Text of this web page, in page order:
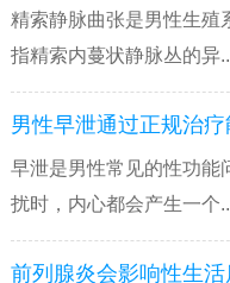
精索静脉曲张是男性生殖
指精索内蔓状静脉丛的异
男性早泄通过正规治
早泄是男性常见的性功能
扰时，内心都会产生一个
前列腺炎会影响性生